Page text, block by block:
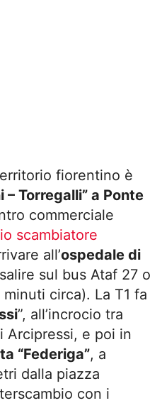
fiorentino è
– Torregalli” a Ponte
commerciale
scambiatore
all’ospedale di
sul bus Ataf 27 o
circa). La T1 fa
”, all’incrocio tra
Arcipressi, e poi in
“Federiga”, a
dalla piazza
con i